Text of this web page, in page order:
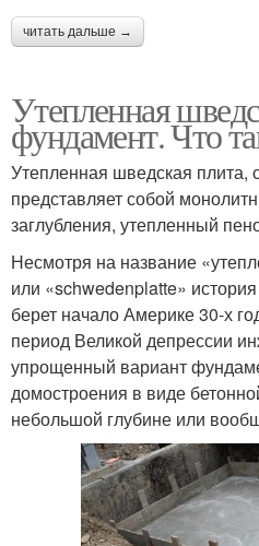
читать дальше →
Утепленная
фундамент. Что
Утепленная шведская
представляет собой
заглубления, утепленный
Несмотря на название
или «schwedenplatte»
берет начало Америке 30-х
период Великой депрессии
упрощенный вариант
домостроения в виде
небольшой глубине или